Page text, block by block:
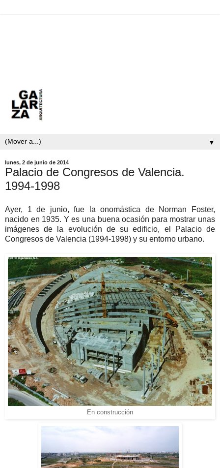
▼
lunes, 2 de junio de 2014
Palacio de Congresos de Valencia.
1994-1998
Ayer, 1 de junio, fue la onomástica de Norman Foster,
nacido en 1935. Y es una buena ocasión para mostrar unas
imágenes de la evolución de su edificio, el Palacio de
Congresos de Valencia (1994-1998) y su entorno urbano.
En construcción